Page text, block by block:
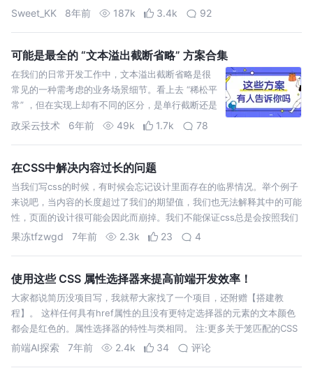
乱,希望别介意哈。掘金PC端是会自动生成目录的,为了方便移动端阅读，
Sweet_KK 8年前 187k 3.4k 92
可能是最全的 “文本溢出截断省略” 方案合集
在我们的日常开发工作中，文本溢出截断省略是很
常见的一种需考虑的业务场景细节。看上去 “稀松平
常” ，但在实现上却有不同的区分，是单行截断还是
多行截断？多行的截断判断是基于行数还是基于高
较真必…
政采云技术 6年前 49k 1.7k 78
在CSS中解决内容过长的问题
当我们写css的时候，有时候会忘记设计里面存在的临界情况。举个例子
来说吧，当内容的长度超过了我们的期望值，我们也无法解释其中的可能
性，页面的设计很可能会因此而崩掉。我们不能保证css总是会按照我们
期望的那样工作，但至少我们可以用不同类型的内容来测试，以减少这种
果冻tfzwgd 7年前 2.3k 23 4
使用这些 CSS 属性选择器来提高前端开发效率！
大家都说简历没项目写，我就帮大家找了一个项目，还附赠【搭建教
程】。 这样任何具有href属性的且没有更特定选择器的元素的文本颜色
都会是红色的。属性选择器的特性与类相同。 注:更多关于笼匹配的CSS
特异性，你可以阅读CSS特性:你应该知道的事情，或者如果你喜欢星球
前端AI探索 7年前 2.4k 34 评论